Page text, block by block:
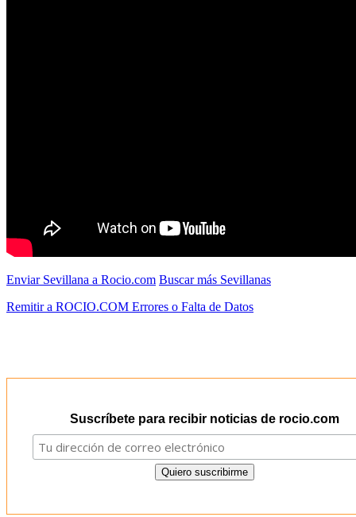
Enviar Sevillana a Rocio.com Buscar más Sevillanas
Remitir a ROCIO.COM Errores o Falta de Datos
Suscríbete para recibir noticias de rocio.com